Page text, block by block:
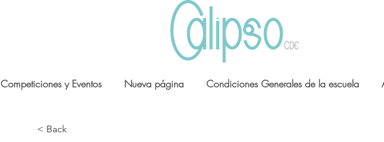
Competiciones y Eventos Nueva página Condiciones Generales de la escuela
< Back